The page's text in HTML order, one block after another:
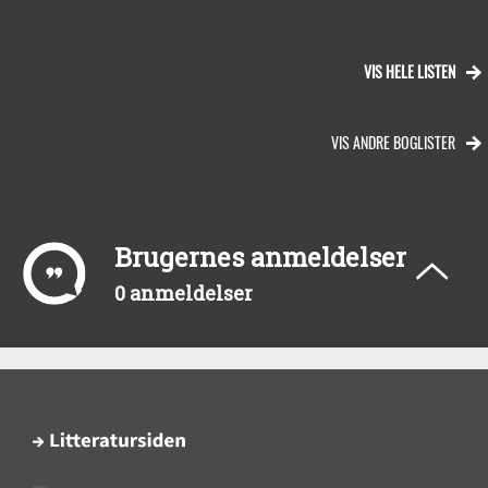
VIS HELE LISTEN
VIS ANDRE BOGLISTER
Brugernes anmeldelser
0 anmeldelser